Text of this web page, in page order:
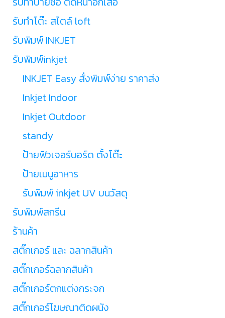
รับทำโต๊ะ สไตล์ loft
รับพิมพ์ INKJET
รับพิมพ์inkjet
INKJET Easy สั่งพิมพ์ง่าย ราคาส่ง
Inkjet Indoor
Inkjet Outdoor
standy
ป้ายฟิวเจอร์บอร์ด ตั้งโต๊ะ
ป้ายเมนูอาหาร
รับพิมพ์ inkjet UV บนวัสดุ
รับพิมพ์สกรีน
ร้านค้า
สติ๊กเกอร์ และ ฉลากสินค้า
สติ๊กเกอร์ฉลากสินค้า
สติ๊กเกอร์ตกแต่งกระจก
สติ๊กเกอร์โฆษณาติดผนัง